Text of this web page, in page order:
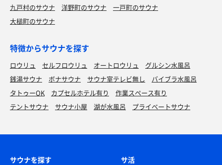
九戸村のサウナ
洋野町のサウナ
一戸町のサウナ
大槌町のサウナ
特徴からサウナを探す
ロウリュ セルフロウリュ オートロウリュ
グルシン水風呂
銭湯サウナ
ボナサウナ サウナ室テレビ無し
バイブラ水風呂
タトゥーOK
カプセルホテル有り
作業スペース有り
テントサウナ
サウナ小屋 湖が水風呂 プライベートサウナ
サウナを探す サ活